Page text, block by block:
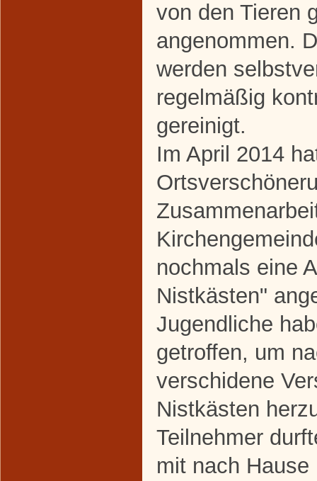
von den Tieren
angenommen.
werden
regelmäßig
gereinigt.
Im April 2014
nochmals eine
Nistkästen"
Jugendliche
getroffen, um
verschidene
Nistkästen
Teilnehmer
mit nach